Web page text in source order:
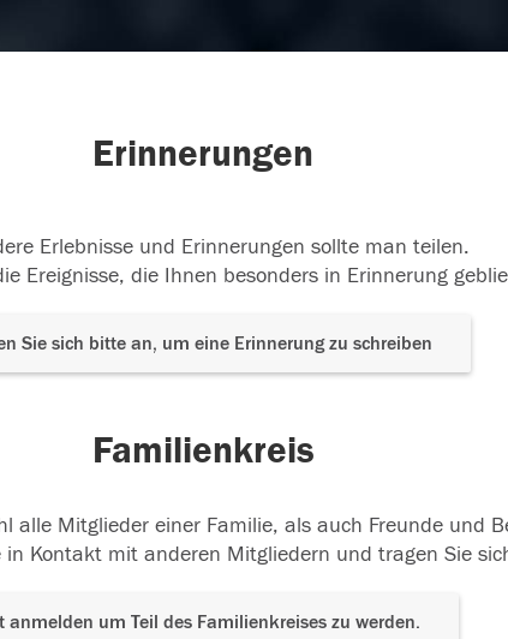
Erinnerungen
Erlebnisse und Erinnerungen sollte man teilen.
Ereignisse, die Ihnen besonders in Erinnerung
Sie sich bitte an, um eine Erinnerung zu schreiben
Familienkreis
alle Mitglieder einer Familie, als auch Freunde und
in Kontakt mit anderen Mitgliedern und tragen Sie
anmelden um Teil des Familienkreises zu werden.